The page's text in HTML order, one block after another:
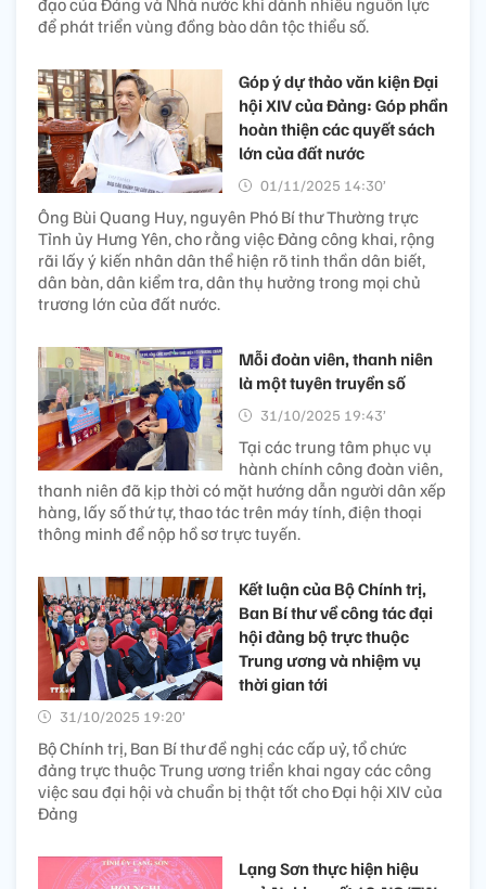
đạo của Đảng và Nhà nước khi dành nhiều nguồn lực
để phát triển vùng đồng bào dân tộc thiểu số.
Góp ý dự thảo văn kiện Đại
hội XIV của Đảng: Góp phần
hoàn thiện các quyết sách
lớn của đất nước
01/11/2025 14:30’
Ông Bùi Quang Huy, nguyên Phó Bí thư Thường trực
Tỉnh ủy Hưng Yên, cho rằng việc Đảng công khai, rộng
rãi lấy ý kiến nhân dân thể hiện rõ tinh thần dân biết,
dân bàn, dân kiểm tra, dân thụ hưởng trong mọi chủ
trương lớn của đất nước.
Mỗi đoàn viên, thanh niên
là một tuyên truyền số
31/10/2025 19:43’
Tại các trung tâm phục vụ
hành chính công đoàn viên,
thanh niên đã kịp thời có mặt hướng dẫn người dân xếp
hàng, lấy số thứ tự, thao tác trên máy tính, điện thoại
thông minh để nộp hồ sơ trực tuyến.
Kết luận của Bộ Chính trị,
Ban Bí thư về công tác đại
hội đảng bộ trực thuộc
Trung ương và nhiệm vụ
thời gian tới
31/10/2025 19:20’
Bộ Chính trị, Ban Bí thư đề nghị các cấp uỷ, tổ chức
đảng trực thuộc Trung ương triển khai ngay các công
việc sau đại hội và chuẩn bị thật tốt cho Đại hội XIV của
Đảng
Lạng Sơn thực hiện hiệu